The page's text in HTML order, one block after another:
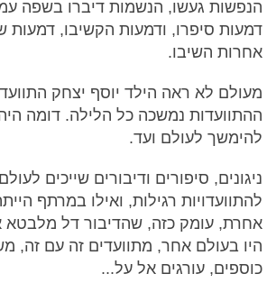
הנפשות געשו, הנשמות דיברו בשפה
דמעות סיפרו, ודמעות הקשיבו, דמעות
אחרות השיבו.
מעולם לא ראה הילד יוסף יצחק
ההתוועדות נמשכה כל הלילה. דומה היה
להימשך לעולם ועד.
ניגונים, סיפורים ודיבורים שייכים
להתוועדויות רגילות, ואילו במרתף
אחרת, עומק כזה, שהדיבור דל מלבטא
היו בעולם אחר, מתוועדים זה עם זה,
כוספים, עורגים אל על...